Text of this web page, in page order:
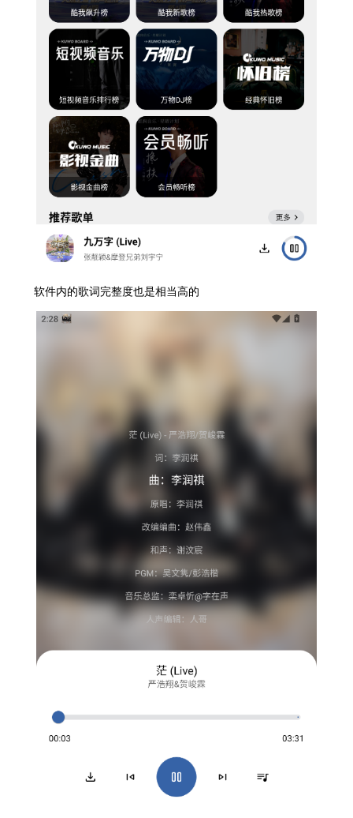
软件内的歌词完整度也是相当高的